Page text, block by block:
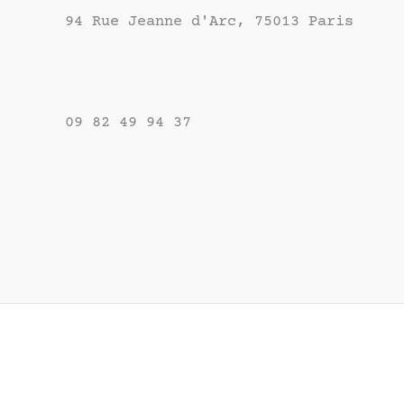
94 Rue Jeanne d'Arc, 75013 Paris
09 82 49 94 37